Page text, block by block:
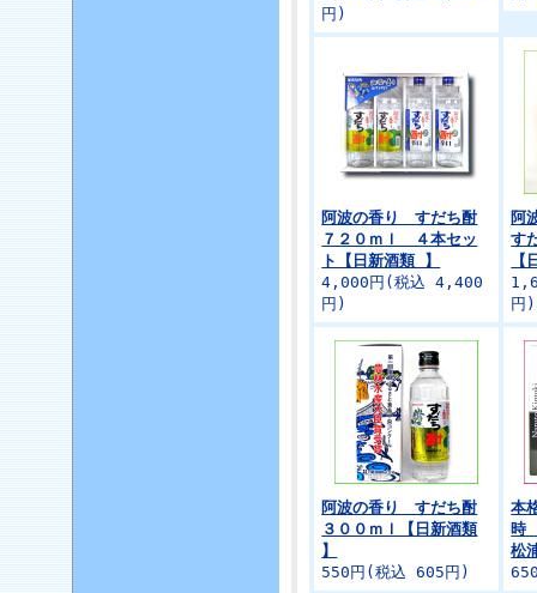
円)
阿波の香り すだち酎
７２０ｍｌ ４本セッ
ト【日新酒類 】
4,000円(税込 4,400
円)
阿
す
円)
阿波の香り すだち酎
３００ｍｌ【日新酒類
】
550円(税込 605円)
本
時
松